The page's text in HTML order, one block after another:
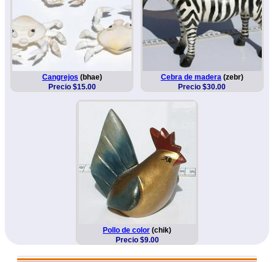
Cangrejos (bhae)
Precio $15.00
Cebra de madera(zebr)
Precio $30.00
Pollo de color (chik)
Precio $9.00